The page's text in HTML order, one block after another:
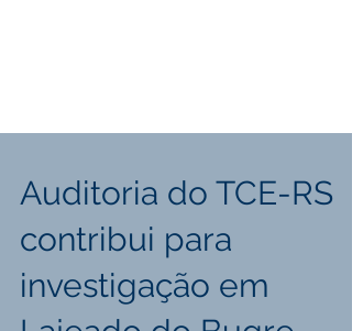
Auditoria do TCE-RS
contribui para